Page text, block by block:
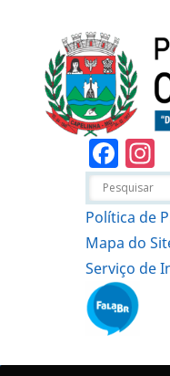
Política de
Mapa do
Serviço de